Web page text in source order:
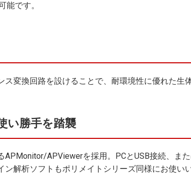
能です。
変換回路を設けることで、耐環境性に優れた生
い勝手を踏襲
APViewerを採用。PCとUSB接続、ま
解析ソフトもポリメイトシリーズ同様にお使い